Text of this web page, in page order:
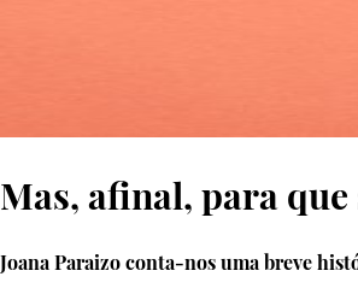
Mas, afinal, para
Joana Paraizo conta-nos uma breve